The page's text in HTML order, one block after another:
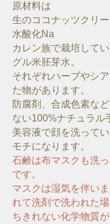
原材料は
生のココナッツクリー
水酸化Na
カレン族で栽培して
グル米胚芽水。
それぞれハーブやシ
た物があります。
防腐剤、合成色素な
ない100%ナチュラル
美容液で顔を洗って
モチになります。
石鹸は布マスクも洗
です。
マスクは湿気を伴い
れて洗剤で洗われた
ちきれない化学物質